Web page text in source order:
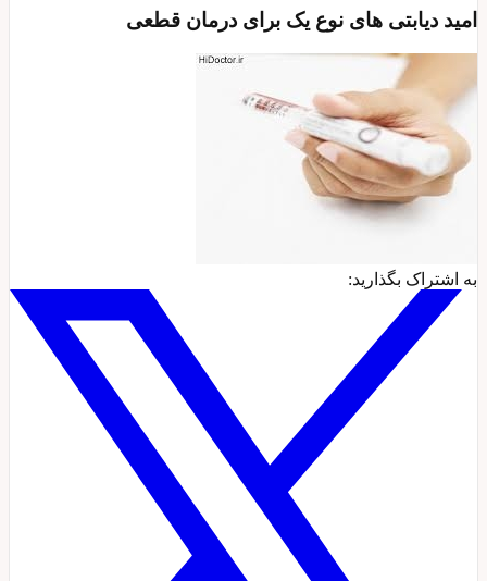
امید دیابتی های نوع یک برای درمان قطعی
به اشتراک بگذارید: